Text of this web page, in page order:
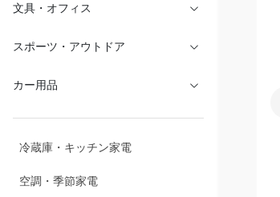
文具・オフィス
スポーツ・アウトドア
カー用品
冷蔵庫・キッチン家電
空調・季節家電